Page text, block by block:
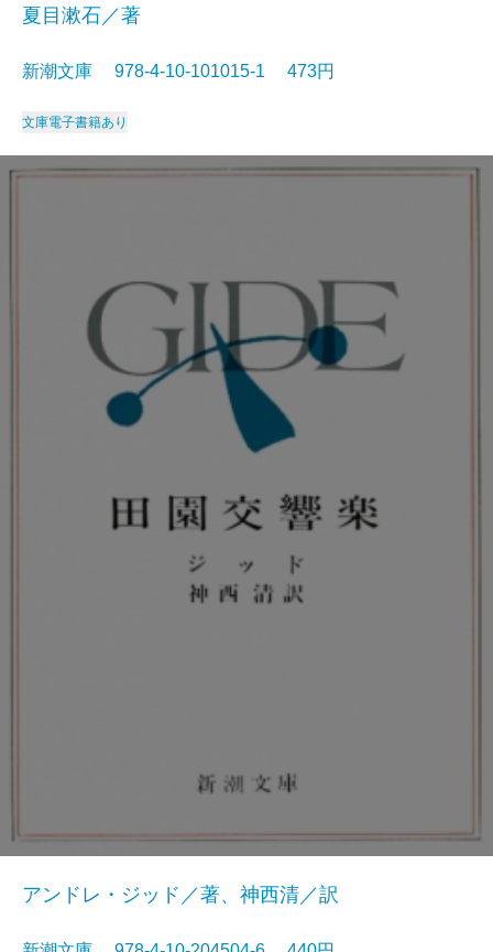
夏目漱石／著
新潮文庫 978-4-10-101015-1 473円
文庫電子書籍あり
アンドレ・ジッド／著、神西清／訳